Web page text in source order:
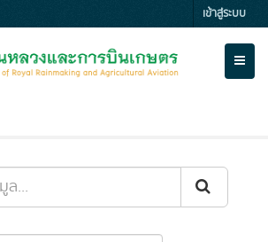
เข้าสู่ระบบ